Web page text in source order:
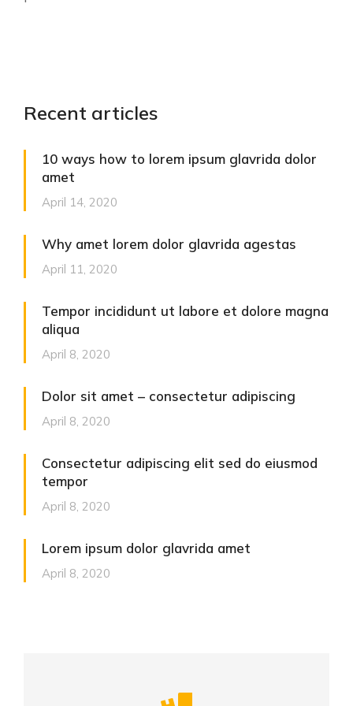
Recent articles
10 ways how to lorem ipsum glavrida dolor
amet
April 14, 2020
Why amet lorem dolor glavrida agestas
April 11, 2020
Tempor incididunt ut labore et dolore magna
aliqua
April 8, 2020
Dolor sit amet – consectetur adipiscing
April 8, 2020
Consectetur adipiscing elit sed do eiusmod
tempor
April 8, 2020
Lorem ipsum dolor glavrida amet
April 8, 2020